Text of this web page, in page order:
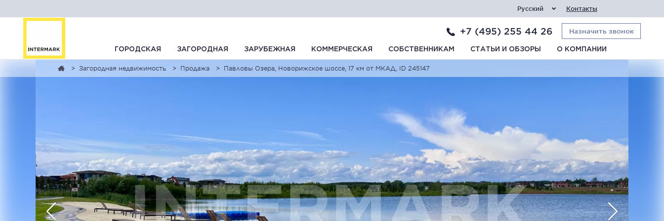
Русский Контакты
+7 (495) 255 44 26 Назначить звонок
ГОРОДСКАЯ ЗАГОРОДНАЯ ЗАРУБЕЖНАЯ КОММЕРЧЕСКАЯ СОБСТВЕННИКАМ СТАТЬИ И ОБЗОРЫ О КОМПАНИИ
Загородная недвижимость Продажа Павловы Озера, Новорижское шоссе, 17 км от МКАД, ID 245147